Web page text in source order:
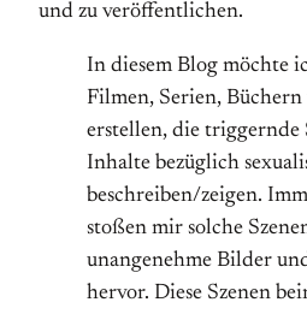
und zu veröffentlichen.
In diesem Blog möchte
Filmen, Serien,
erstellen, die triggernde
Inhalte bezüglich
beschreiben/zeigen.
stoßen mir solche
unangenehme Bilder
hervor. Diese Szenen